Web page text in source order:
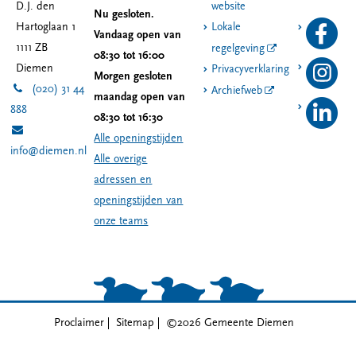
D.J. den
Hartoglaan 1
1111 ZB
Diemen
(020) 31 44
888
info@diemen.nl
Nu gesloten.
Vandaag open van
08:30 tot 16:00
Morgen gesloten
maandag open van
08:30 tot 16:30
Alle openingstijden
Alle overige
adressen en
openingstijden van
onze teams
website
Lokale
regelgeving
Privacyverklaring
Archiefweb
Proclaimer Sitemap ©2026 Gemeente Diemen